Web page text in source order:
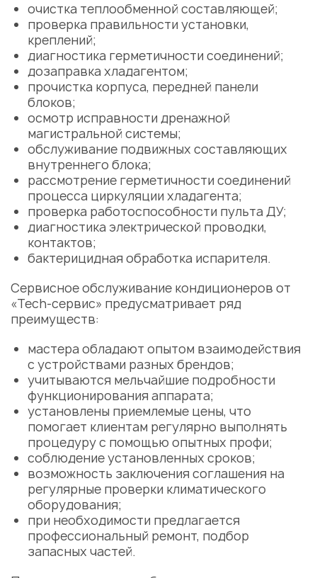
очистка теплообменной составляющей;
проверка правильности установки,
креплений;
диагностика герметичности соединений;
дозаправка хладагентом;
прочистка корпуса, передней панели
блоков;
осмотр исправности дренажной
магистральной системы;
обслуживание подвижных составляющих
внутреннего блока;
рассмотрение герметичности соединений
процесса циркуляции хладагента;
проверка работоспособности пульта ДУ;
диагностика электрической проводки,
контактов;
бактерицидная обработка испарителя.
Сервисное обслуживание кондиционеров от
«Tech-сервис» предусматривает ряд
преимуществ:
мастера обладают опытом взаимодействия
с устройствами разных брендов;
учитываются мельчайшие подробности
функционирования аппарата;
установлены приемлемые цены, что
помогает клиентам регулярно выполнять
процедуру с помощью опытных профи;
соблюдение установленных сроков;
возможность заключения соглашения на
регулярные проверки климатического
оборудования;
при необходимости предлагается
профессиональный ремонт, подбор
запасных частей.